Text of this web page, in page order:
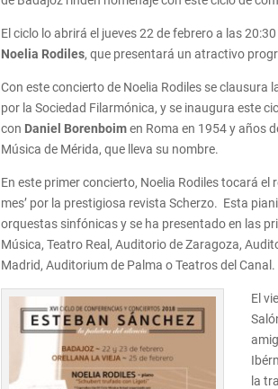
El ciclo lo abrirá el jueves 22 de febrero a las
Noelia Rodiles, que presentará un atractivo
Con este concierto de Noelia Rodiles se clausura
por la Sociedad Filarmónica, y se inaugura este
con Daniel Borenboimen Roma en 1954 y años
Música de Mérida, que lleva su nombre.
En este primer concierto, Noelia Rodiles tocará el
mes’ por la prestigiosa revista Scherzo. Esta
orquestas sinfónicas y se ha presentado en las
Música, Teatro Real, Auditorio de Zaragoza,
Madrid, Auditorium de Palma o Teatros del Canal.
El
la